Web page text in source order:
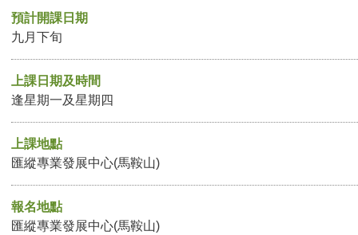
預計開課日期
九月下旬
上課日期及時間
逢星期一及星期四
上課地點
匯縱專業發展中心(馬鞍山)
報名地點
匯縱專業發展中心(馬鞍山)